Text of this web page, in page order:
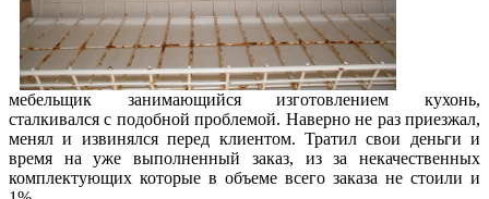
мебельщик занимающийся изготовлением кухонь,
сталкивался с подобной проблемой. Наверно не раз приезжал,
менял и извинялся перед клиентом. Тратил свои деньги и
время на уже выполненный заказ, из за некачественных
комплектующих которые в объеме всего заказа не стоили и